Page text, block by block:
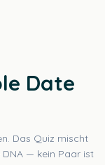
Date
Das Quiz mischt
— kein Paar ist